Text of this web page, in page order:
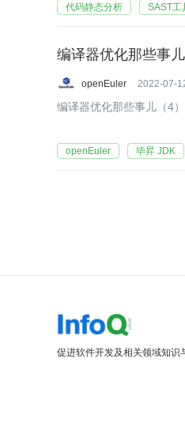
代码静态分析 SAST工
编译器优化那些事
openEuler 2022-07-
编译器优化那些事儿（4
openEuler 毕昇 JDK
促进软件开发及相关领域知识